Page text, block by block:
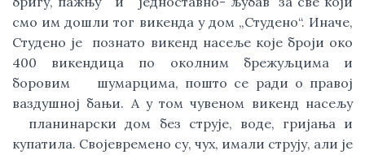
смо им дошли тог викенда у дом „Студено“. Иначе,
Студено је познато викенд насеље које броји око
400 викендица по околним брежуљцима и
боровим шумарцима, пошто се ради о правој
ваздушној бањи. А у том чувеном викенд насељу
планинарски дом без струје, воде, гријања и
купатила. Својевремено су, чух, имали струју, али је